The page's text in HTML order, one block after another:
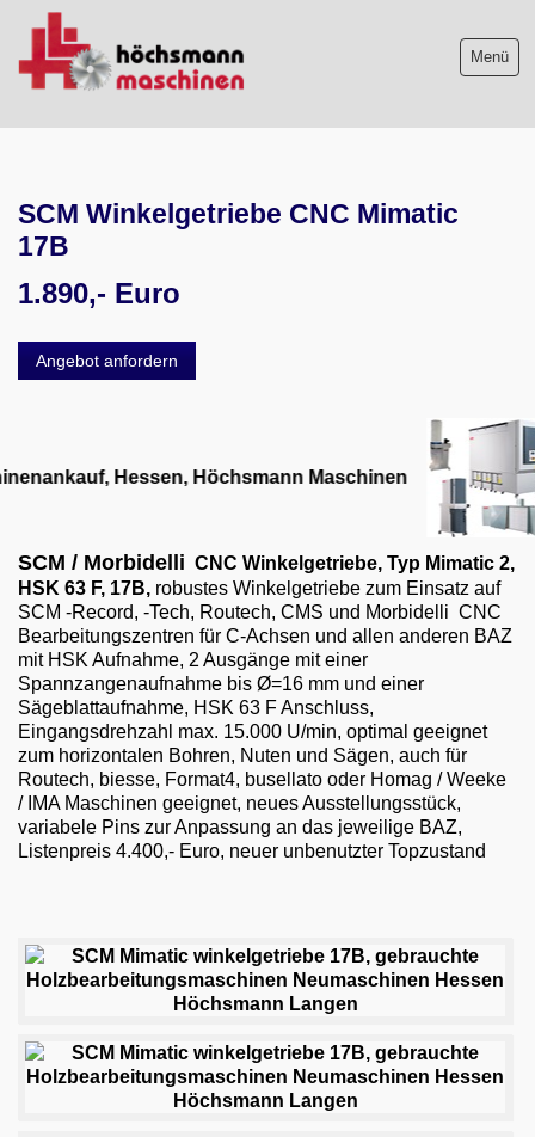
Menü
Maschinenankauf
Service
06103-9744-0
English
SCM Winkelgetriebe CNC Mimatic
17B
1.890,- Euro
Angebot anfordern
SCM / Morbidelli CNC Winkelgetriebe, Typ Mimatic 2,
HSK 63 F, 17B, robustes Winkelgetriebe zum Einsatz auf
SCM -Record, -Tech, Routech, CMS und Morbidelli CNC
Bearbeitungszentren für C-Achsen und allen anderen BAZ
mit HSK Aufnahme, 2 Ausgänge mit einer
Spannzangenaufnahme bis Ø=16 mm und einer
Sägeblattaufnahme, HSK 63 F Anschluss,
Eingangsdrehzahl max. 15.000 U/min, optimal geeignet
zum horizontalen Bohren, Nuten und Sägen, auch für
Routech, biesse, Format4, busellato oder Homag / Weeke
/ IMA Maschinen geeignet, neues Ausstellungsstück,
variabele Pins zur Anpassung an das jeweilige BAZ,
Listenpreis 4.400,- Euro, neuer unbenutzter Topzustand